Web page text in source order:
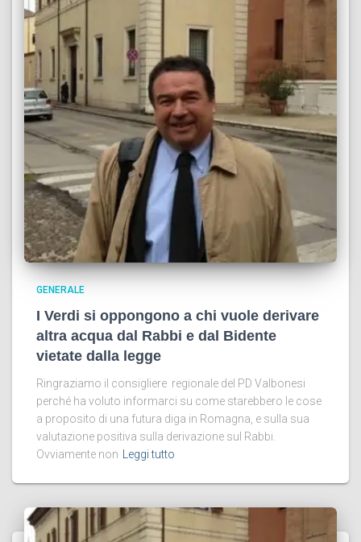
GENERALE
I Verdi si oppongono a chi vuole derivare
altra acqua dal Rabbi e dal Bidente
vietate dalla legge
Ringraziamo il consigliere regionale del PD Valbonesi
perché ha voluto informarci su come starebbero le cose
a proposito di una futura diga in Romagna, e sulla sua
valutazione positiva sulla derivazione sul Rabbi.
Ovviamente non
Leggi tutto